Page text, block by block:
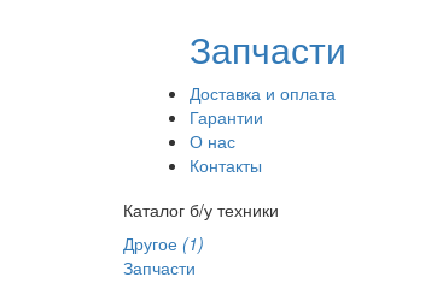
Запчасти
Доставка и оплата
Гарантии
О нас
Контакты
Каталог б/у техники
Другое (1)
Запчасти